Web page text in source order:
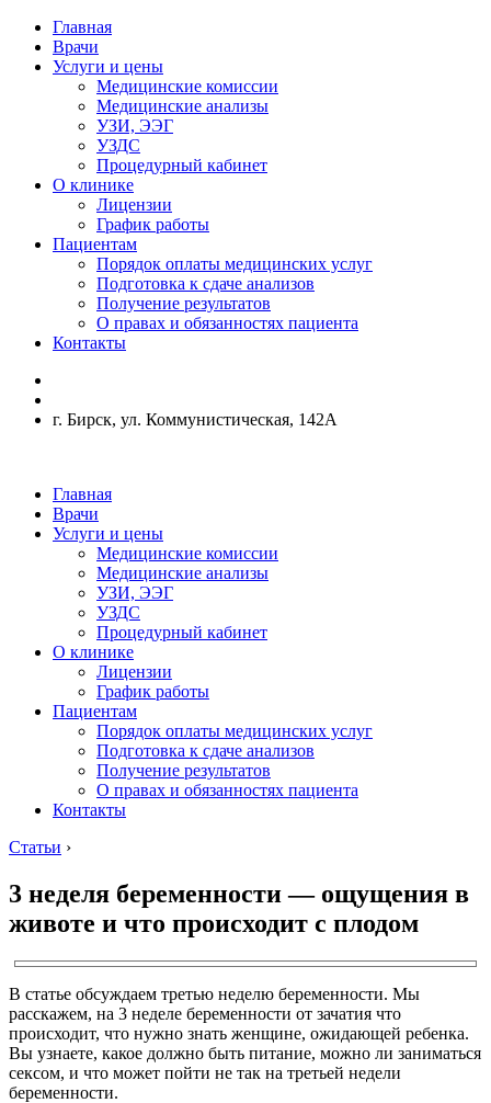
Главная
Врачи
Услуги и цены
Медицинские комиссии
Медицинские анализы
УЗИ, ЭЭГ
УЗДС
Процедурный кабинет
О клинике
Лицензии
График работы
Пациентам
Порядок оплаты медицинских услуг
Подготовка к сдаче анализов
Получение результатов
О правах и обязанностях пациента
Контакты
г. Бирск, ул. Коммунистическая, 142А
Главная
Врачи
Услуги и цены
Медицинские комиссии
Медицинские анализы
УЗИ, ЭЭГ
УЗДС
Процедурный кабинет
О клинике
Лицензии
График работы
Пациентам
Порядок оплаты медицинских услуг
Подготовка к сдаче анализов
Получение результатов
О правах и обязанностях пациента
Контакты
Статьи ›
3 неделя беременности — ощущения в
животе и что происходит с плодом
В статье обсуждаем третью неделю беременности. Мы
расскажем, на 3 неделе беременности от зачатия что
происходит, что нужно знать женщине, ожидающей ребенка.
Вы узнаете, какое должно быть питание, можно ли заниматься
сексом, и что может пойти не так на третьей недели
беременности.